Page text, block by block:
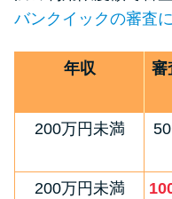
バンクイックの審査
年収
審
200万円未満
200万円未満